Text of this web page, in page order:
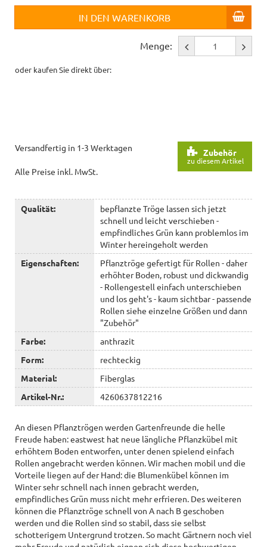
IN DEN WARENKORB
Menge:
oder kaufen Sie direkt über:
Zubehör
zu diesem Artikel
Versandfertig in 1-3 Werktagen
Alle Preise inkl. MwSt.
Qualität:
bepflanzte Tröge lassen sich jetzt
schnell und leicht verschieben -
empfindliches Grün kann problemlos im
Winter hereingeholt werden
Eigenschaften:
Pflanztröge gefertigt für Rollen - daher
erhöhter Boden, robust und dickwandig
- Rollengestell einfach unterschieben
und los geht's - kaum sichtbar - passende
Rollen siehe einzelne Größen und dann
"Zubehör"
Farbe:
anthrazit
Form:
rechteckig
Material:
Fiberglas
Artikel-Nr.:
4260637812216
An diesen Pflanztrögen werden Gartenfreunde die helle
Freude haben: eastwest hat neue längliche Pflanzkübel mit
erhöhtem Boden entworfen, unter denen spielend einfach
Rollen angebracht werden können. Wir machen mobil und die
Vorteile liegen auf der Hand: die Blumenkübel können im
Winter sehr schnell nach innen gebracht werden,
empfindliches Grün muss nicht mehr erfrieren. Des weiteren
können die Pflanztröge schnell von A nach B geschoben
werden und die Rollen sind so stabil, dass sie selbst
schotterigem Untergrund trotzen. So macht Gärtnern noch viel